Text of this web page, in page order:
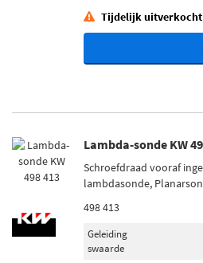
Tijdelijk uitverkocht
Lambda-sonde KW
Schroefdraad vooraf
lambdasonde,
498 413
Geleiding
swaarde